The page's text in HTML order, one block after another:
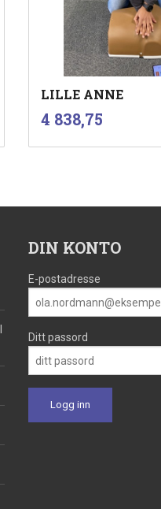
LILLE ANNE
Pris
4 838,75
DIN KONTO
E-postadresse
Ditt passord